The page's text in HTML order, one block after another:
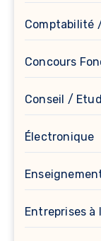
Comptabilité
Concours
Conseil /
Électronique
Entreprises à